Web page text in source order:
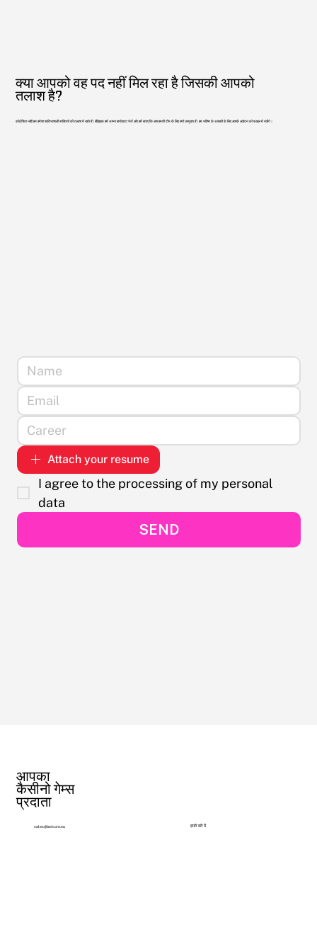
क्या आपको वह पद नहीं मिल रहा है जिसकी आपको
तलाश है?
कोई चिंता नहीं! हम हमेशा प्रतिभाशाली व्यक्तियों की तलाश में रहते हैं। बेझिझक हमें अपना बायोडाटा भेजें और हमें बताएं कि आप हमारी टीम के लिए क्यों उपयुक्त हैं। हम भविष्य के अवसरों के लिए आपके आवेदन को फ़ाइल में रखेंगे।
Attach your resume
I agree to the processing of my personal
data
SEND
आपका
कैसीनो गेम्स
प्रदाता
sales@betcore.eu हमारे बारे में